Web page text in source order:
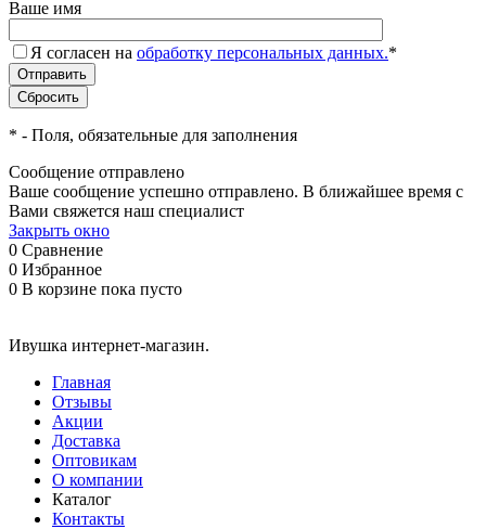
Ваше имя
Я согласен на обработку персональных данных.*
* - Поля, обязательные для заполнения
Сообщение отправлено
Ваше сообщение успешно отправлено. В ближайшее время с
Вами свяжется наш специалист
Закрыть окно
0 Сравнение
0 Избранное
0 В корзине пока пусто
Ивушка интернет-магазин.
Главная
Отзывы
Акции
Доставка
Оптовикам
О компании
Каталог
Контакты